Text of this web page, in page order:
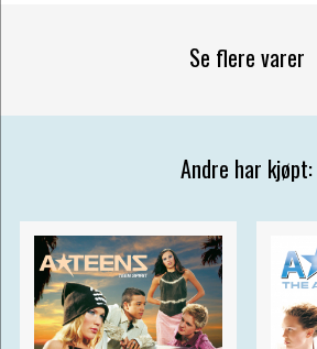
Se flere varer
Andre har kjøpt: